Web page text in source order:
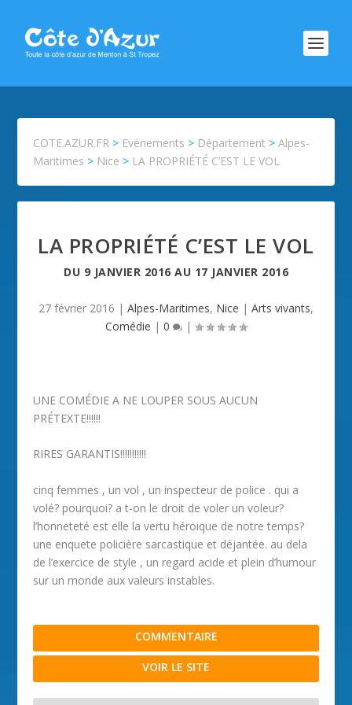
COTE.AZUR.FR > Evénements > Département >Alpes-
Maritimes > Nice > LA PROPRIÉTÉ C’EST LE VOL
LA PROPRIÉTÉ C’EST LE VOL
DU 9 JANVIER 2016 AU 17 JANVIER 2016
27 février 2016 | Alpes-Maritimes, Nice | Arts vivants,
Comédie | 0 |
UNE COMÉDIE A NE LOUPER SOUS AUCUN
PRÉTEXTE!!!!!!
RIRES GARANTIS!!!!!!!!!!!
cinq femmes , un vol , un inspecteur de police . qui a
volé? pourquoi? a t-on le droit de voler un voleur?
l’honneteté est elle la vertu héroique de notre temps?
une enquete policière sarcastique et déjantée. au dela
de l’exercice de style , un regard acide et plein d’humour
sur un monde aux valeurs instables.
COMMENTAIRE
VOIR LE SITE